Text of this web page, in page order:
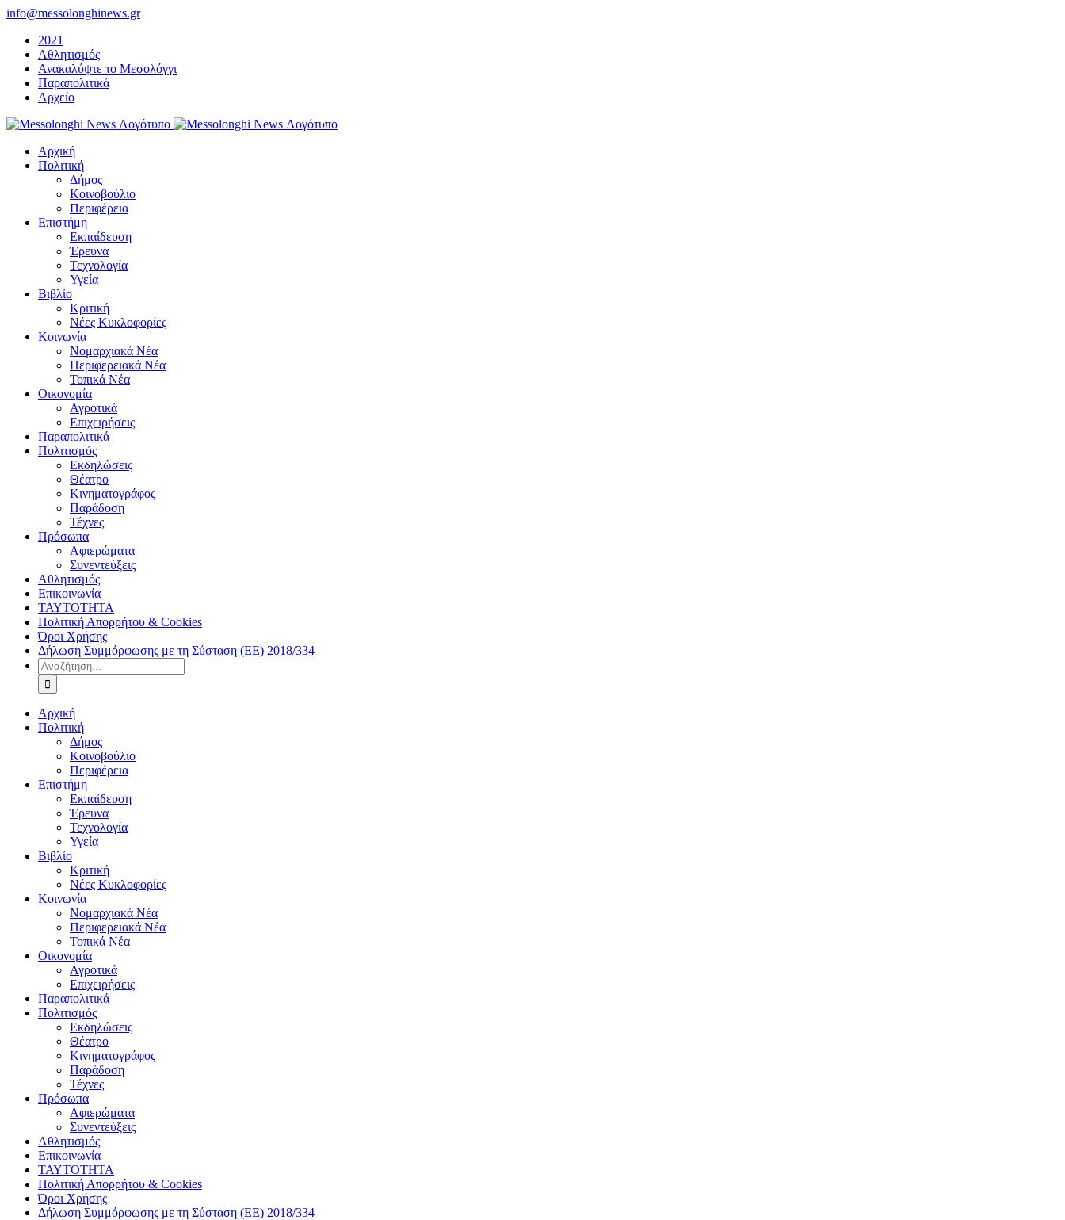
Μετάβαση
περιεχόμενο
info@messolonghinews.gr
2021
Αθλητισμός
Ανακαλύψτε το Μεσολόγγι
Παραπολιτικά
Αρχείο
Αρχική
Πολιτική
Δήμος
Κοινοβούλιο
Περιφέρεια
Επιστήμη
Εκπαίδευση
Έρευνα
Τεχνολογία
Υγεία
Βιβλίο
Κριτική
Νέες Κυκλοφορίες
Κοινωνία
Νομαρχιακά Νέα
Περιφερειακά Νέα
Τοπικά Νέα
Οικονομία
Αγροτικά
Επιχειρήσεις
Παραπολιτικά
Πολιτισμός
Εκδηλώσεις
Θέατρο
Κινηματογράφος
Παράδοση
Τέχνες
Πρόσωπα
Αφιερώματα
Συνεντεύξεις
Αθλητισμός
Επικοινωνία
ΤΑΥΤΟΤΗΤΑ
Πολιτική Απορρήτου & Cookies
Όροι Χρήσης
Δήλωση Συμμόρφωσης με τη Σύσταση (ΕΕ) 2018/334
Αναζήτηση
για:
Αρχική
Πολιτική
Δήμος
Κοινοβούλιο
Περιφέρεια
Επιστήμη
Εκπαίδευση
Έρευνα
Τεχνολογία
Υγεία
Βιβλίο
Κριτική
Νέες Κυκλοφορίες
Κοινωνία
Νομαρχιακά Νέα
Περιφερειακά Νέα
Τοπικά Νέα
Οικονομία
Αγροτικά
Επιχειρήσεις
Παραπολιτικά
Πολιτισμός
Εκδηλώσεις
Θέατρο
Κινηματογράφος
Παράδοση
Τέχνες
Πρόσωπα
Αφιερώματα
Συνεντεύξεις
Αθλητισμός
Επικοινωνία
ΤΑΥΤΟΤΗΤΑ
Πολιτική Απορρήτου & Cookies
Όροι Χρήσης
Δήλωση Συμμόρφωσης με τη Σύσταση (ΕΕ) 2018/334